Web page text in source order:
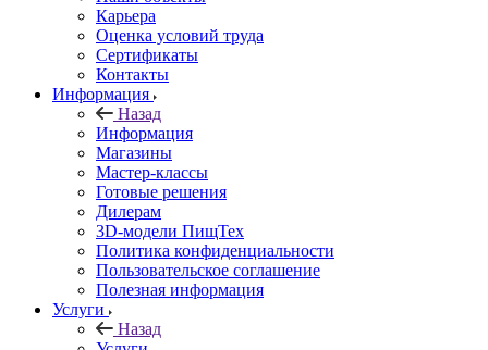
Карьера
Оценка условий труда
Сертификаты
Контакты
Информация
Назад
Информация
Магазины
Мастер-классы
Готовые решения
Дилерам
3D-модели ПищТех
Политика конфиденциальности
Пользовательское соглашение
Полезная информация
Услуги
Назад